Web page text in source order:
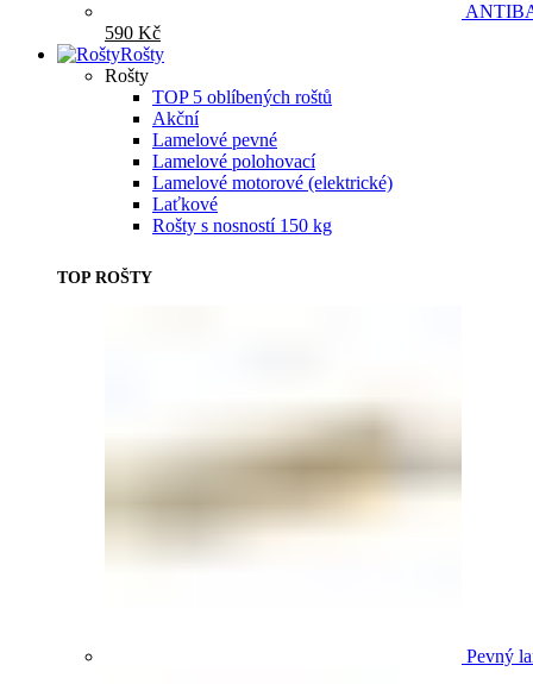
590 Kč
Rošty
Rošty
TOP 5 oblíbených roštů
Akční
Lamelové pevné
Lamelové polohovací
Lamelové motorové (elektrické)
Laťkové
Rošty s nosností 150 kg
TOP ROŠTY
Pevný